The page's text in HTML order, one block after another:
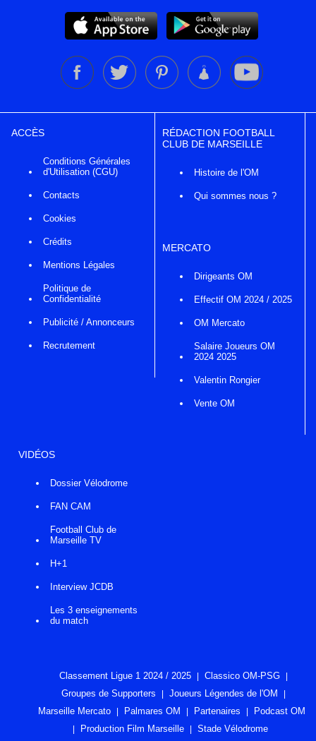
ACCÈS
Conditions Générales
d'Utilisation (CGU)
Contacts
Cookies
Crédits
Mentions Légales
Politique de
Confidentialité
Publicité / Annonceurs
Recrutement
RÉDACTION FOOTBALL
CLUB DE MARSEILLE
Histoire de l'OM
Qui sommes nous ?
MERCATO
Dirigeants OM
Effectif OM 2024 / 2025
OM Mercato
Salaire Joueurs OM
2024 2025
Valentin Rongier
Vente OM
VIDÉOS
Dossier Vélodrome
FAN CAM
Football Club de
Marseille TV
H+1
Interview JCDB
Les 3 enseignements
du match
Classement Ligue 1 2024 / 2025
Classico OM-PSG
Groupes de Supporters
Joueurs Légendes de l'OM
Marseille Mercato
Palmares OM Partenaires
Podcast OM
Production Film Marseille
Stade Vélodrome